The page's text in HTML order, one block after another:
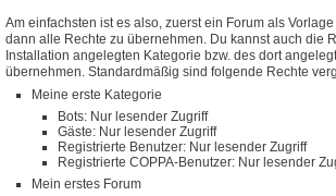
Am einfachsten ist es also, zuerst ein Forum als
dann alle Rechte zu übernehmen. Du kannst auch die
Installation angelegten Kategorie bzw. des dort
übernehmen. Standardmäßig sind folgende Rechte
Meine erste Kategorie
Bots: Nur lesender Zugriff
Gäste: Nur lesender Zugriff
Registrierte Benutzer: Nur lesender Zugriff
Registrierte COPPA-Benutzer: Nur lesender
Mein erstes Forum